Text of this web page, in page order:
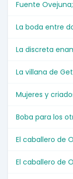
Fuente
La boda entre
La discreta
La villana de
Mujeres y
Boba para los
El caballero de
El caballero de